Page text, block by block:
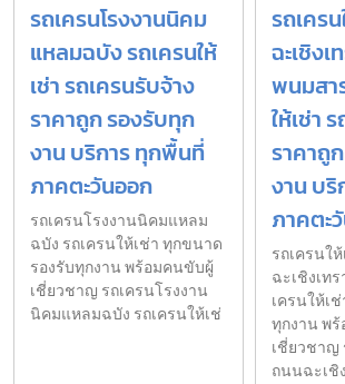
รถเครนโรงงานนิคม
แหลมฉบัง รถเครนให้
เช่า รถเครนรับจ้าง
ราคาถูก รองรับทุก
งาน บริการ ทุกพื้นที่
ภาคตะวันออก
รถเครนโรงงานนิคมแหลม
ฉบัง รถเครนให้เช่า ทุกขนาด
รองรับทุกงาน พร้อมคนขับผู้
เชี่ยวชาญ รถเครนโรงงาน
นิคมแหลมฉบัง รถเครนให้เช่
รถเคร
ฉะเชิงเ
พนมสา
ให้เช่า
ราคาถู
งาน บ
ภาคตะ
รถเครนใ
ฉะเชิงเท
เครนให้เ
ทุกงาน พ
เชี่ยวชาญ
ถนนฉะเชิ